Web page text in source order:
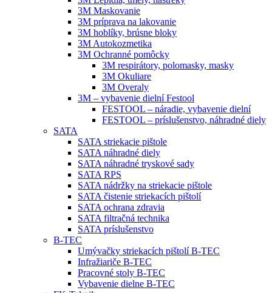
3M Maskovanie
3M príprava na lakovanie
3M hoblíky, brúsne bloky
3M Autokozmetika
3M Ochranné pomôcky
3M respirátory, polomasky, masky
3M Okuliare
3M Overaly
3M – vybavenie dielní Festool
FESTOOL – náradie, vybavenie dielní
FESTOOL – príslušenstvo, náhradné diely
SATA
SATA striekacie pištole
SATA náhradné diely
SATA náhradné tryskové sady
SATA RPS
SATA nádržky na striekacie pištole
SATA čistenie striekacích pištolí
SATA ochrana zdravia
SATA filtračná technika
SATA príslušenstvo
B-TEC
Umývačky striekacích pištolí B-TEC
Infražiariče B-TEC
Pracovné stoly B-TEC
Vybavenie dielne B-TEC